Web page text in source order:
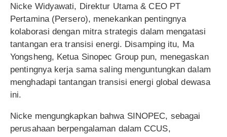
Nicke Widyawati, Direktur Utama & CEO PT
Pertamina (Persero), menekankan pentingnya
kolaborasi dengan mitra strategis dalam mengatasi
tantangan era transisi energi. Disamping itu, Ma
Yongsheng, Ketua Sinopec Group pun, menegaskan
pentingnya kerja sama saling menguntungkan dalam
menghadapi tantangan transisi energi global dewasa
ini.
Nicke mengungkapkan bahwa SINOPEC, sebagai
perusahaan berpengalaman dalam CCUS,